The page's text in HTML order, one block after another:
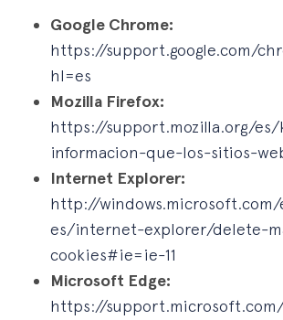
Google Chrome:
https://support.google.com/
hl=es
Mozilla Firefox:
https://support.mozilla.org/
informacion-que-los-sitios-
Internet Explorer:
http://windows.microsoft.com/
es/internet-explorer/delete-
cookies#ie=ie-11
Microsoft Edge:
https://